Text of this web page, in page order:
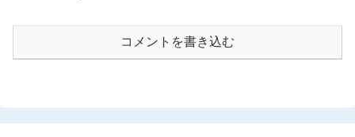
コメントを書き込む